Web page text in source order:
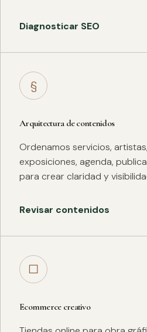
Diagnosticar SEO
§
Arquitectura de contenidos
Ordenamos servicios,
exposiciones, agenda,
para crear claridad y
Revisar contenidos
□
Ecommerce creativo